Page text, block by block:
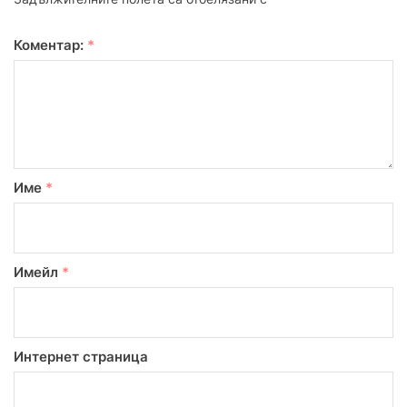
Коментар: *
Име *
Имейл *
Интернет страница